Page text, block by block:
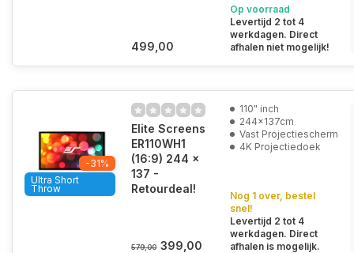
499,00
Op voorraad
Levertijd 2 tot 4
werkdagen. Direct
afhalen niet mogelijk!
-31%
Ultra Short
Throw
Elite Screens
ER110WH1
(16:9) 244 x
137 -
Retourdeal!
579,00 399,00
110" inch
244x137cm
Vast Projectiescherm
4K Projectiedoek
Nog 1 over, bestel
snel!
Levertijd 2 tot 4
werkdagen. Direct
afhalen is mogelijk.